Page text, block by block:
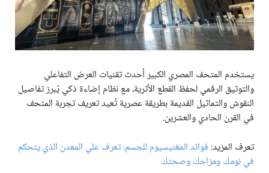
يستخدم المتحف المصري الكبير أحدث تقنيات العرض التفاعلي
والتوثيق الرقمي لحفظ القطع الأثرية، مع نظام إضاءة ذكي يُبرز تفاصيل
النقوش والتماثيل القديمة بطريقة عصرية تُعيد تعريف تجربة المتحف
في القرن الحادي والعشرين.
تعرف المزيد: فوائد المغنيسيوم للجسم: تعرف علي المعدن الذي يتحكم
في نومك ومزاجك وصحتك